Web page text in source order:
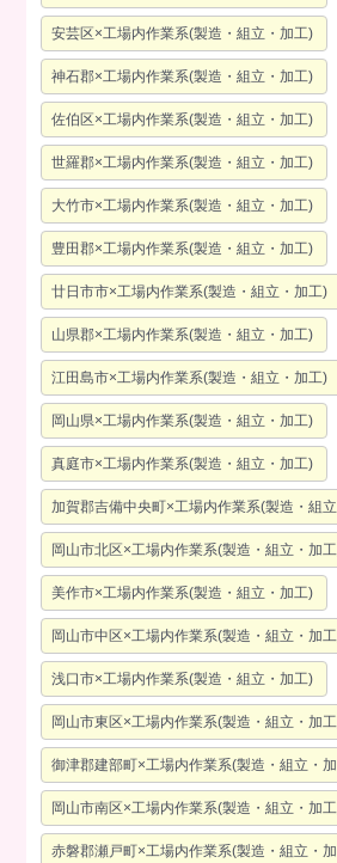
安芸区×工場内作業系(製造・組立・加工)
神石郡×工場内作業系(製造・組立・加工)
佐伯区×工場内作業系(製造・組立・加工)
世羅郡×工場内作業系(製造・組立・加工)
大竹市×工場内作業系(製造・組立・加工)
豊田郡×工場内作業系(製造・組立・加工)
廿日市市×工場内作業系(製造・組立・加工)
山県郡×工場内作業系(製造・組立・加工)
江田島市×工場内作業系(製造・組立・加工)
岡山県×工場内作業系(製造・組立・加工)
真庭市×工場内作業系(製造・組立・加工)
加賀郡吉備中央町×工場内作業系(製造・組
岡山市北区×工場内作業系(製造・組立・加
美作市×工場内作業系(製造・組立・加工)
岡山市中区×工場内作業系(製造・組立・加
浅口市×工場内作業系(製造・組立・加工)
岡山市東区×工場内作業系(製造・組立・加
御津郡建部町×工場内作業系(製造・組立・
岡山市南区×工場内作業系(製造・組立・加
赤磐郡瀬戸町×工場内作業系(製造・組立・